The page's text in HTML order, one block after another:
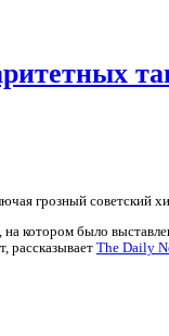
грозный советский
, на котором было
рассказывает The Daily